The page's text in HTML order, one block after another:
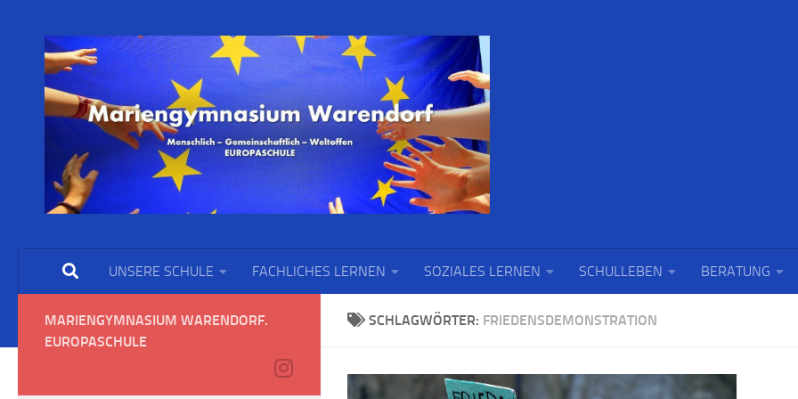
UNSERE SCHULE FACHLICHES LERNEN SOZIALES LERNEN SCHULLEBEN BERATUNG
SCHLAGWÖRTER: FRIEDENSDEMONSTRATION
MARIENGYMNASIUM WARENDORF.
EUROPASCHULE